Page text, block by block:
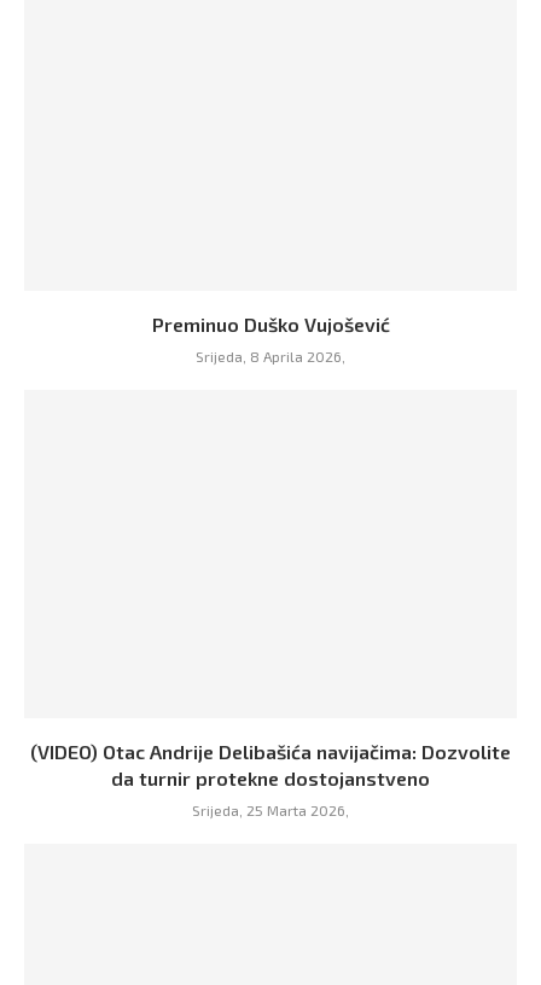
Preminuo Duško Vujošević
Srijeda, 8 Aprila 2026,
(VIDEO) Otac Andrije Delibašića navijačima: Dozvolite
da turnir protekne dostojanstveno
Srijeda, 25 Marta 2026,